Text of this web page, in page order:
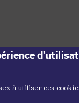
à utiliser ces